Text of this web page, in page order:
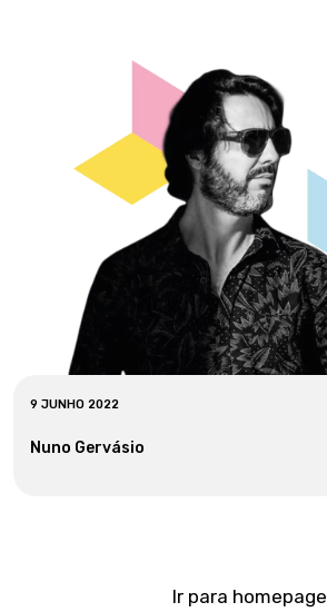
9 JUNHO 2022
Nuno Gervásio
Ir para homepage